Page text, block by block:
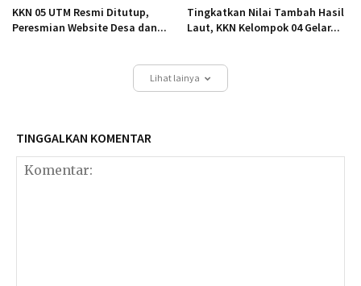
KKN 05 UTM Resmi Ditutup,
Peresmian Website Desa dan...
Tingkatkan Nilai Tambah Hasil
Laut, KKN Kelompok 04 Gelar...
Lihat lainya
TINGGALKAN KOMENTAR